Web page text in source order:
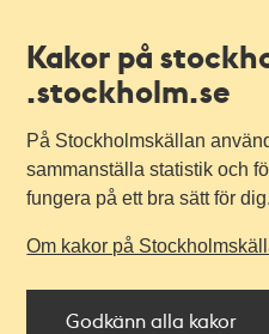
Kakor på
.stockholm.se
På Stockholmskällan
sammanställa statistik och
fungera på ett bra sätt för dig.
Om kakor på
Godkänn alla kakor